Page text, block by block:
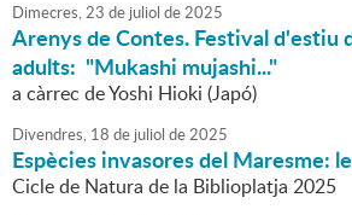
Dimecres,23 de juliol de2025
Arenys de Contes. Festival d'estiu
adults: "Mukashi mujashi..."
a càrrec de Yoshi Hioki (Japó)
Divendres, 18 de juliol de2025
Espècies invasores del Maresme:
Cicle de Natura de la Biblioplatja 2025